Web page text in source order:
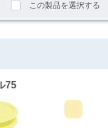
この製品を選択する
75